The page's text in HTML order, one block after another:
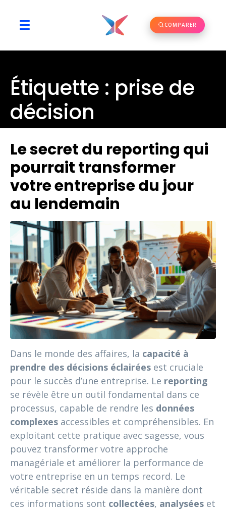
COMPARER
Étiquette : prise de
décision
Le secret du reporting qui
pourrait transformer
votre entreprise du jour
au lendemain
Dans le monde des affaires, la capacité à
prendre des décisions éclairées est cruciale
pour le succès d’une entreprise. Le reporting
se révèle être un outil fondamental dans ce
processus, capable de rendre les données
complexes accessibles et compréhensibles. En
exploitant cette pratique avec sagesse, vous
pouvez transformer votre approche
managériale et améliorer la performance de
votre entreprise en un temps record. Le
véritable secret réside dans la manière dont
ces informations sont collectées, analysées et